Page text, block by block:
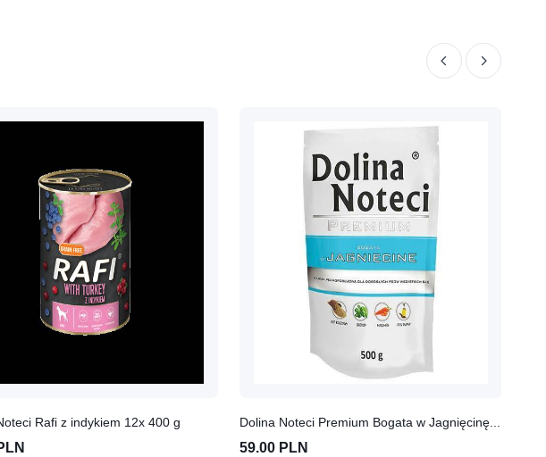
Rafi z indykiem 12x 400 g
59.00 PLN